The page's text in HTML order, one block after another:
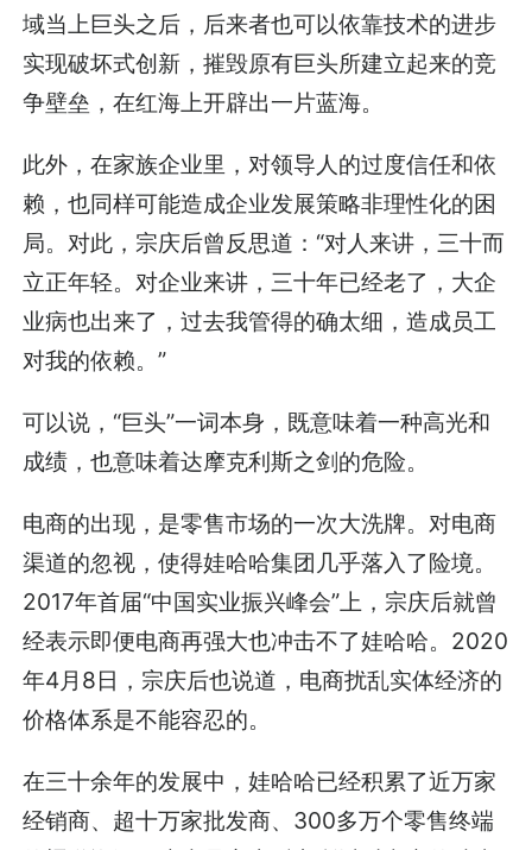
域当上巨头之后，后来者也可以依靠技术的进步
实现破坏式创新，摧毁原有巨头所建立起来的竞
争壁垒，在红海上开辟出一片蓝海。
此外，在家族企业里，对领导人的过度信任和依
赖，也同样可能造成企业发展策略非理性化的困
局。对此，宗庆后曾反思道：“对人来讲，三十而
立正年轻。对企业来讲，三十年已经老了，大企
业病也出来了，过去我管得的确太细，造成员工
对我的依赖。”
可以说，“巨头”一词本身，既意味着一种高光和
成绩，也意味着达摩克利斯之剑的危险。
电商的出现，是零售市场的一次大洗牌。对电商
渠道的忽视，使得娃哈哈集团几乎落入了险境。
2017年首届“中国实业振兴峰会”上，宗庆后就曾
经表示即便电商再强大也冲击不了娃哈哈。2020
年4月8日，宗庆后也说道，电商扰乱实体经济的
价格体系是不能容忍的。
在三十余年的发展中，娃哈哈已经积累了近万家
经销商、超十万家批发商、300多万个零售终端